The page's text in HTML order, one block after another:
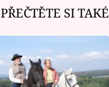
PŘEČTĚTE SI TAKÉ